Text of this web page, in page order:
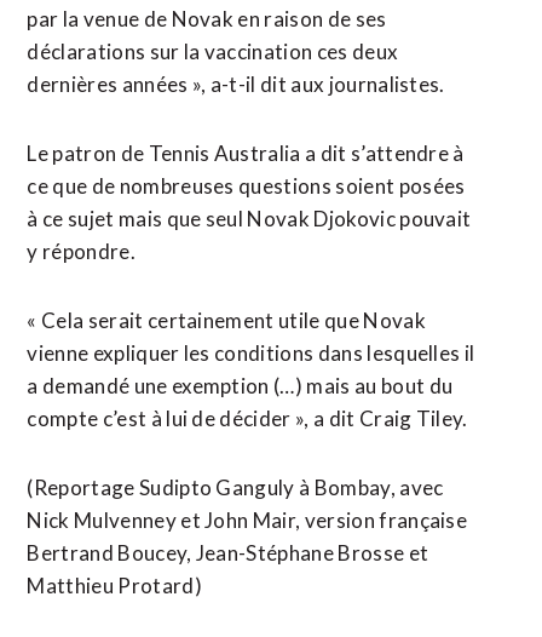
par la venue de Novak en raison de ses
déclarations sur la vaccination ces deux
dernières années », a-t-il dit aux journalistes.
Le patron de Tennis Australia a dit s’attendre à
ce que de nombreuses questions soient posées
à ce sujet mais que seul Novak Djokovic pouvait
y répondre.
« Cela serait certainement utile que Novak
vienne expliquer les conditions dans lesquelles il
a demandé une exemption (…) mais au bout du
compte c’est à lui de décider », a dit Craig Tiley.
(Reportage Sudipto Ganguly à Bombay, avec
Nick Mulvenney et John Mair, version française
Bertrand Boucey, Jean-Stéphane Brosse et
Matthieu Protard)